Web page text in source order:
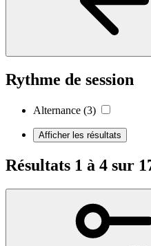
Rythme de session
Alternance (3)
Afficher les résultats
Résultats 1 à 4 sur